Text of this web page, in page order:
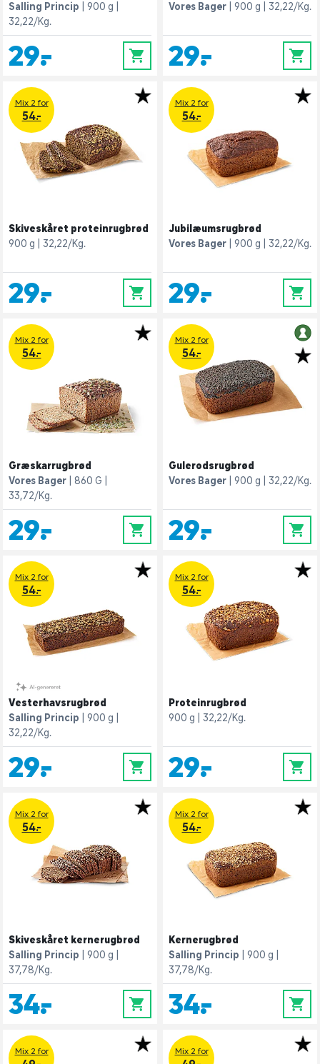
Salling Princip
900 g
32,22/Kg.
29,- 0
Vores Bager
900 g 32,22/Kg.
29,- 0
Mix 2 for
54.-
Skiveskåret proteinrugbrød
900 g
32,22/Kg.
29,- 0
Mix 2 for
54.-
Jubilæumsrugbrød
Vores Bager
900 g 32,22/Kg.
29,- 0
Mix 2 for
54.-
Græskarrugbrød
Vores Bager
860 G
33,72/Kg.
29,- 0
Mix 2 for
54.-
Gulerodsrugbrød
Vores Bager
900 g 32,22/Kg.
29,- 0
Mix 2 for
54.-
Vesterhavsrugbrød
Salling Princip
900 g
32,22/Kg.
29,- 0
Mix 2 for
54.-
Proteinrugbrød
900 g
32,22/Kg.
29,- 0
Mix 2 for
54.-
Skiveskåret kernerugbrød
Salling Princip
900 g
37,78/Kg.
34,- 0
Mix 2 for
54.-
Kernerugbrød
Salling Princip
900 g
37,78/Kg.
34,- 0
Mix 2 for Mix 2 for